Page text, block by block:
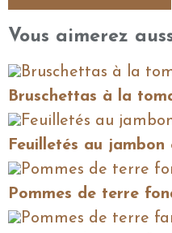
Vous aimerez
Bruschettas à la
Feuilletés au
Pommes de terre